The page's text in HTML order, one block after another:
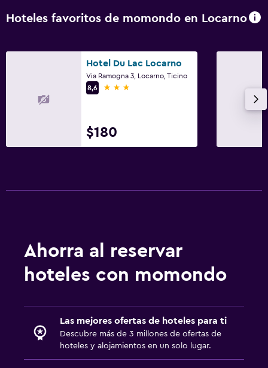
Hoteles favoritos de momondo en Locarno
Hotel Du Lac Locarno
Via Ramogna 3, Locarno, Ticino
8,6
3 estrellas
$180
Ahorra al reservar
hoteles con momondo
Las mejores ofertas de hoteles para ti
Descubre más de 3 millones de ofertas de
hoteles y alojamientos en un solo lugar.